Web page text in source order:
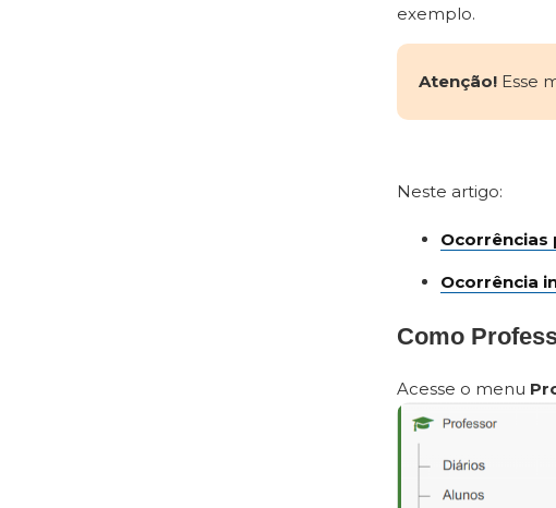
exemplo.
Atenção! Esse
Neste artigo:
Ocorrências
Ocorrência
Como
Acesse o menu